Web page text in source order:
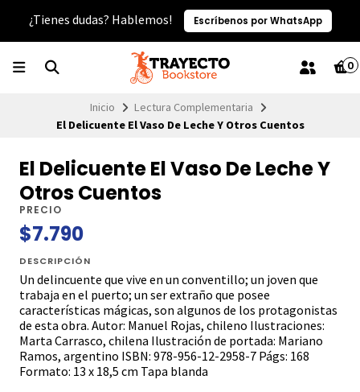
¿Tienes dudas? Hablemos! Escríbenos por WhatsApp
0
Inicio
Lectura Complementaria
El Delicuente El Vaso De Leche Y Otros Cuentos
El Delicuente El Vaso De Leche Y
Otros Cuentos
PRECIO
$7.790
DESCRIPCIÓN
Un delincuente que vive en un conventillo; un joven que
trabaja en el puerto; un ser extraño que posee
características mágicas, son algunos de los protagonistas
de esta obra. Autor: Manuel Rojas, chileno Ilustraciones:
Marta Carrasco, chilena Ilustración de portada: Mariano
Ramos, argentino ISBN: 978-956-12-2958-7 Págs: 168
Formato: 13 x 18,5 cm Tapa blanda